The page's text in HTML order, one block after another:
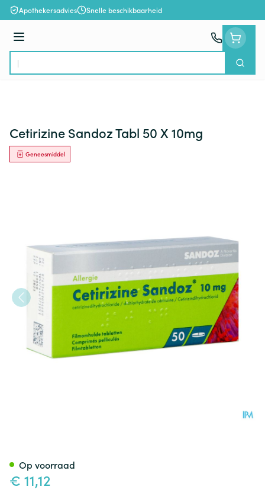
Ga naar de inhoud
Apothekersadvies Snelle beschikbaarheid
Menu
Product, merk, categorie...
Zoek
Cetirizine Sandoz Tabl 50 X 10mg
Geneesmiddel
€ 11,12
Op voorraad